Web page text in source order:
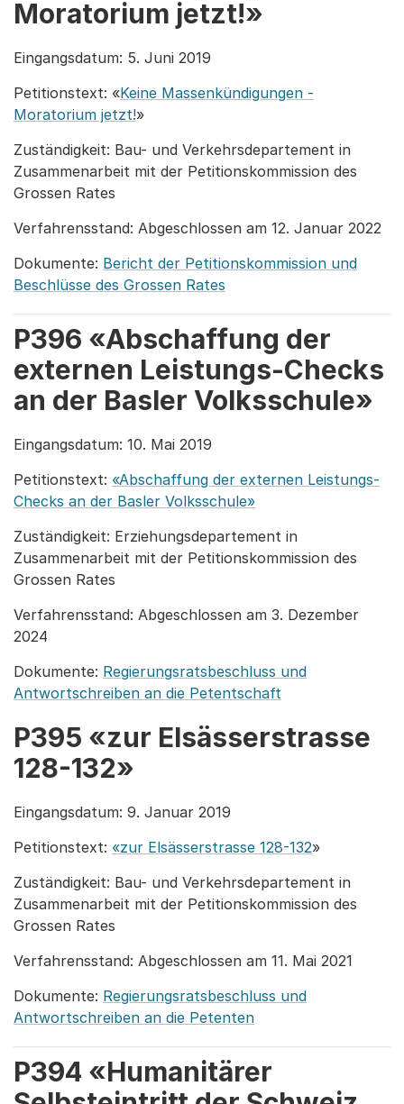
Moratorium jetzt!»
Eingangsdatum: 5. Juni 2019
Petitionstext: «Keine Massenkündigungen -
Moratorium jetzt!»
Zuständigkeit: Bau- und Verkehrsdepartement in
Zusammenarbeit mit der Petitionskommission des
Grossen Rates
Verfahrensstand: Abgeschlossen am 12. Januar 2022
Dokumente: Bericht der Petitionskommission und
Beschlüsse des Grossen Rates
P396 «Abschaffung der
externen Leistungs-Checks
an der Basler Volksschule»
Eingangsdatum: 10. Mai 2019
Petitionstext: «Abschaffung der externen Leistungs-
Checks an der Basler Volksschule»
Zuständigkeit: Erziehungsdepartement in
Zusammenarbeit mit der Petitionskommission des
Grossen Rates
Verfahrensstand: Abgeschlossen am 3. Dezember
2024
Dokumente: Regierungsratsbeschluss und
Antwortschreiben an die Petentschaft
P395 «zur Elsässerstrasse
128-132»
Eingangsdatum: 9. Januar 2019
Petitionstext: «zur Elsässerstrasse 128-132»
Zuständigkeit: Bau- und Verkehrsdepartement in
Zusammenarbeit mit der Petitionskommission des
Grossen Rates
Verfahrensstand: Abgeschlossen am 11. Mai 2021
Dokumente: Regierungsratsbeschluss und
Antwortschreiben an die Petenten
P394 «Humanitärer